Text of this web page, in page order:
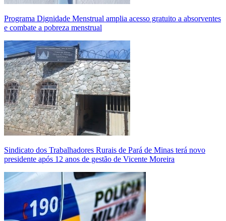
Programa Dignidade Menstrual amplia acesso gratuito a absorventes
e combate a pobreza menstrual
Sindicato dos Trabalhadores Rurais de Pará de Minas terá novo
presidente após 12 anos de gestão de Vicente Moreira